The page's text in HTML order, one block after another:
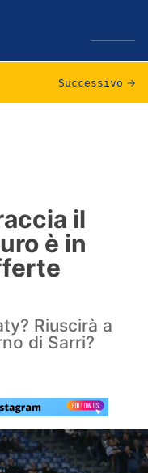
Successivo →
il
è in
Riuscirà a
di Sarri?